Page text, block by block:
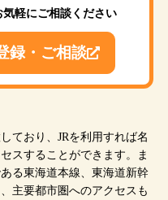
軽にご相談ください
録・ご相談
ており、JRを利用すれば名
スすることができます。ま
る東海道本線、東海道新幹
主要都市圏へのアクセスも